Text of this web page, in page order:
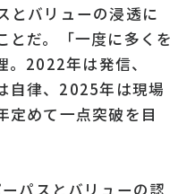
とバリューの浸透に
とだ。「一度に多くを
2022年は発信、
自律、2025年は現場
定めて一点突破を目
パスとバリューの認